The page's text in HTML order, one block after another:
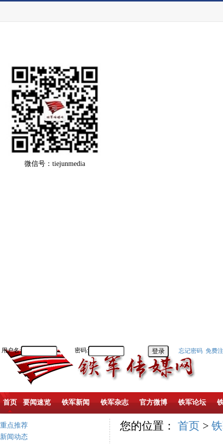
微信号：tiejunmedia
用户名: 密码: 忘记密码 免费
首页 要闻速览 铁军新闻 铁军杂志 官方微博 铁军论坛
重点推荐
新闻动态
您的位置： 首页 >